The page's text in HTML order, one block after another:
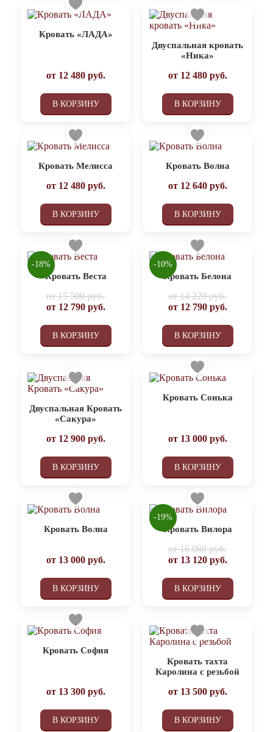
Кровать «ЛАДА»
от 12 480руб.
В КОРЗИНУ
Двуспальная кровать
«Ника»
от 12 480руб.
В КОРЗИНУ
Кровать Мелисса
от 12 480руб.
В КОРЗИНУ
Кровать Волна
от 12 640руб.
В КОРЗИНУ
Кровать Веста
от15 500 руб.
от 12 790руб.
В КОРЗИНУ
-18%
Кровать Белона
от14 220 руб.
от 12 790руб.
В КОРЗИНУ
-10%
Двуспальная Кровать
«Сакура»
от 12 900руб.
В КОРЗИНУ
Кровать Сонька
от 13 000руб.
В КОРЗИНУ
Кровать Волна
от 13 000руб.
В КОРЗИНУ
Кровать Вилора
от16 080 руб.
от 13 120руб.
В КОРЗИНУ
-19%
Кровать София
от 13 300руб.
В КОРЗИНУ
Кровать тахта
Каролина с резьбой
от 13 500руб.
В КОРЗИНУ